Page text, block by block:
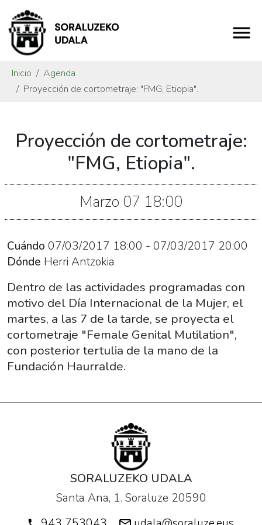
Inicio
Agenda
Proyección de cortometraje: "FMG, Etiopia".
cortometraje-
etiopia
de
"FMG,
Etiopia".
2017-
07T19:00:00+01:00
2017-
07T21:00:00+01:00
las
Internacional
Proyección de cortometraje:
"FMG, Etiopia".
Marzo 07 18:00
Cuándo 07/03/2017 18:00 - 07/03/2017 20:00
Dónde Herri Antzokia
Dentro de las actividades programadas con
motivo del Día Internacional de la Mujer, el
martes, a las 7 de la tarde, se proyecta el
cortometraje "Female Genital Mutilation",
con posterior tertulia de la mano de la
Fundación Haurralde.
SORALUZEKO UDALA
Santa Ana, 1. Soraluze 20590